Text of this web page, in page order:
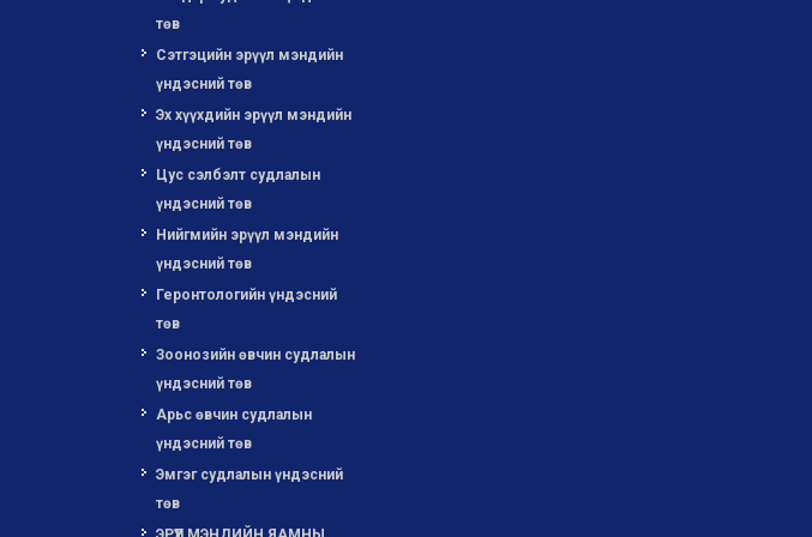
төв
Сэтгэцийн эрүүл мэндийн
үндэсний төв
Эх хүүхдийн эрүүл мэндийн
үндэсний төв
Цус сэлбэлт судлалын
үндэсний төв
Нийгмийн эрүүл мэндийн
үндэсний төв
Геронтологийн үндэсний
төв
Зоонозийн өвчин судлалын
үндэсний төв
Арьс өвчин судлалын
үндэсний төв
Эмгэг судлалын үндэсний
төв